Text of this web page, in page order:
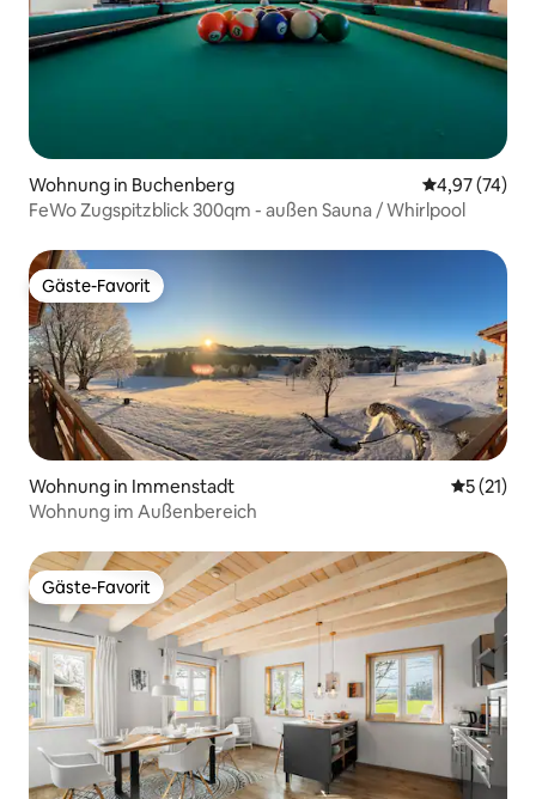
Wohnung in Buchenberg
4,97 (74)
FeWo Zugspitzblick 300qm - außen Sauna / Whirlpool
Gäste-Favorit
Gäste-Favorit
Wohnung in Immenstadt
5 (21)
Wohnung im Außenbereich
Gäste-Favorit
Gäste-Favorit